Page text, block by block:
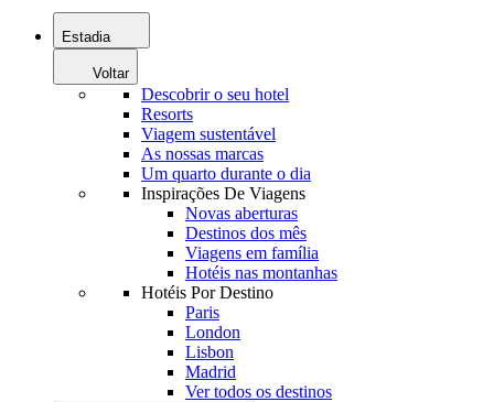
Estadia
Voltar
Descobrir o seu hotel
Resorts
Viagem sustentável
As nossas marcas
Um quarto durante o dia
Inspirações De Viagens
Novas aberturas
Destinos dos mês
Viagens em família
Hotéis nas montanhas
Hotéis Por Destino
Paris
London
Lisbon
Madrid
Ver todos os destinos